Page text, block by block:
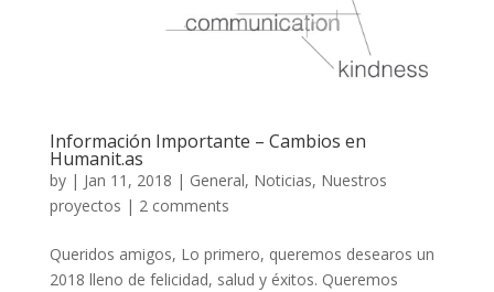
Información Importante – Cambios en
Humanit.as
by | Jan 11, 2018 | General, Noticias, Nuestros
proyectos | 2 comments
Queridos amigos, Lo primero, queremos desearos un
2018 lleno de felicidad, salud y éxitos. Queremos